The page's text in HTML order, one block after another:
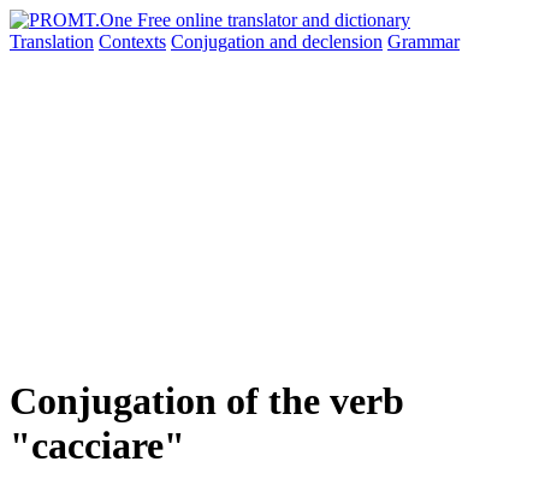
Translation Contexts Conjugation and declension Grammar
Conjugation of the verb
"cacciare"